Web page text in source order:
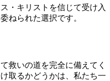
・キリストを信じて受け入
ねられた選択です。
救いの道を完全に備えてく
取るかどうかは、私たち一